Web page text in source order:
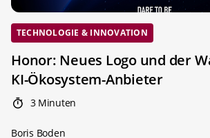
TECHNOLOGIE & INNOVATION
Honor: Neues Logo und der
KI-Ökosystem-Anbieter
3 Minuten
Boris Boden